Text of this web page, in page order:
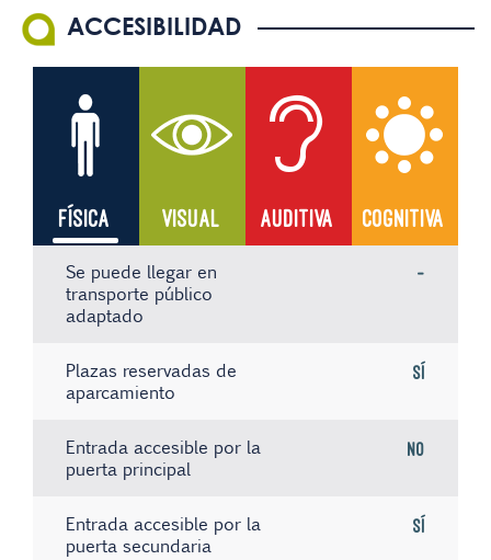
ACCESIBILIDAD
FÍSICA VISUAL AUDITIVA COGNITIVA
Se puede llegar en
transporte público
adaptado
-
Plazas reservadas de
aparcamiento
Sí
Entrada accesible por la
puerta principal
No
Entrada accesible por la
puerta secundaria
Sí